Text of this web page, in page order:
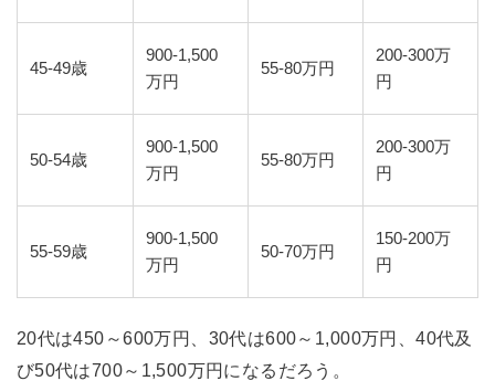
45-49歳
900-1,500
万円
55-80万円
200-300万
円
50-54歳
900-1,500
万円
55-80万円
200-300万
円
55-59歳
900-1,500
万円
50-70万円
150-200万
円
20代は450～600万円、30代は600～1,000万円、40代及
び50代は700～1,500万円になるだろう。